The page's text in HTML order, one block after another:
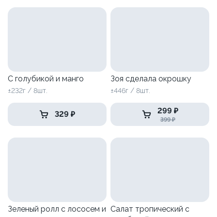
С голубикой и манго
±232г / 8шт.
329 ₽
Зоя сделала окрошку
±446г / 8шт.
299 ₽
399 ₽
Зеленый ролл с лососем и Салат тропический с